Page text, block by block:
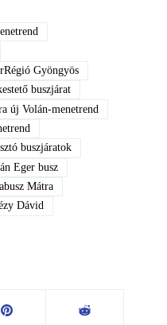
Gyöngyös
buszjárat
új Volán-menetrend
buszjáratok
Eger busz
Mátra
Dávid